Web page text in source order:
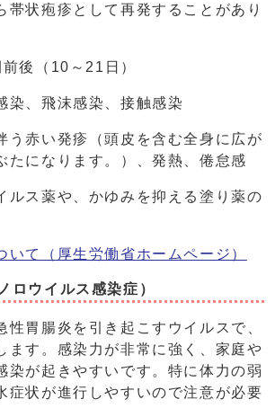
帯状疱疹として再発することがあり
後（10～21日）
染、飛沫感染、接触感染
う赤い発疹（頭皮を含む全身に広が
たになります。）、発熱、倦怠感
ルス薬や、かゆみを抑える塗り薬の
いて（厚生労働省ホームページ）
ロウイルス感染症）
性胃腸炎を引き起こすウイルスで、
ます。感染力が非常に強く、家庭や
染が起きやすいです。特に体力の弱
症状が進行しやすいので注意が必要